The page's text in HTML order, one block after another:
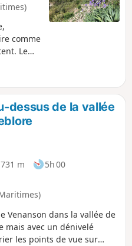
comme
Le
Thiéry
dessus de la vallée
m
5h 00
Venanson dans la vallée de
mais avec un dénivelé
les points de vue sur